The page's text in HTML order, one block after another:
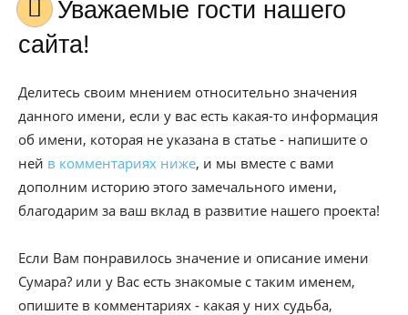
Уважаемые гости нашего
сайта!
Делитесь своим мнением относительно значения
данного имени, если у вас есть какая-то информация
об имени, которая не указана в статье - напишите о
ней в комментариях ниже, и мы вместе с вами
дополним историю этого замечального имени,
благодарим за ваш вклад в развитие нашего проекта!
Если Вам понравилось значение и описание имени
Сумара? или у Вас есть знакомые с таким именем,
опишите в комментариях - какая у них судьба,